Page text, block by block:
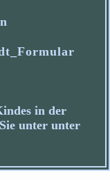
in der
unter unter